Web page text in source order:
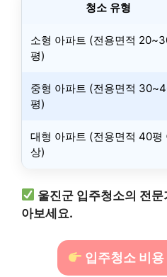
청소 유형
소형 아파트 (전용면적
평)
중형 아파트 (전용면적
평)
대형 아파트 (전용면적 40평
상)
울진군 입주청소의 전
아보세요.
입주청소 비용